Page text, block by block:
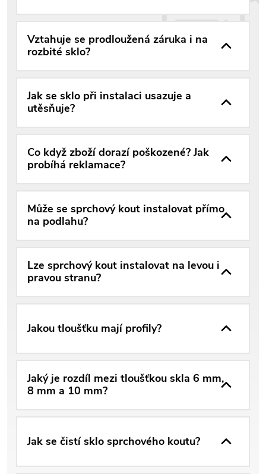
Vztahuje se prodloužená záruka i na
rozbité sklo?
Jak se sklo při instalaci usazuje a
utěsňuje?
Co když zboží dorazí poškozené? Jak
probíhá reklamace?
Může se sprchový kout instalovat přímo
na podlahu?
Lze sprchový kout instalovat na levou i
pravou stranu?
Jakou tloušťku mají profily?
Jaký je rozdíl mezi tloušťkou skla 6 mm,
8 mm a 10 mm?
Jak se čistí sklo sprchového koutu?